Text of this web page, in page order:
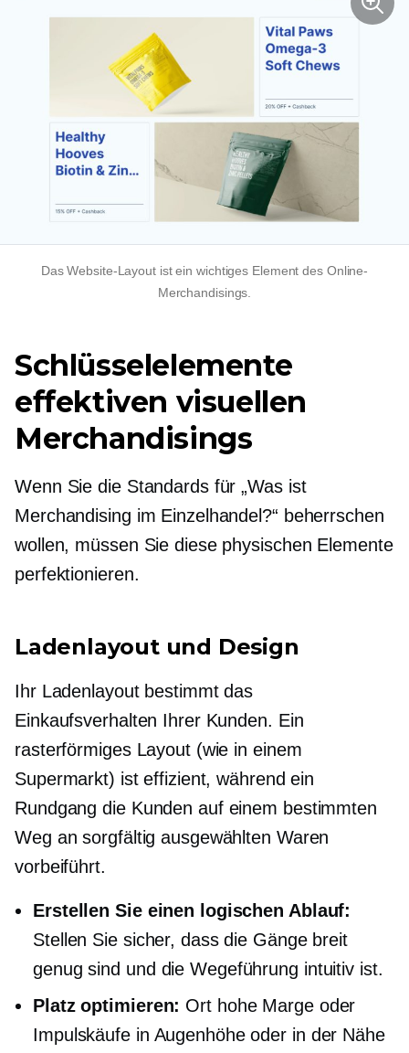
Das Website-Layout ist ein wichtiges Element des Online-
Merchandisings.
Schlüsselelemente
effektiven visuellen
Merchandisings
Wenn Sie die Standards für „Was ist
Merchandising im Einzelhandel?“ beherrschen
wollen, müssen Sie diese physischen Elemente
perfektionieren.
Ladenlayout und Design
Ihr Ladenlayout bestimmt das
Einkaufsverhalten Ihrer Kunden. Ein
rasterförmiges Layout (wie in einem
Supermarkt) ist effizient, während ein
Rundgang die Kunden auf einem bestimmten
Weg an sorgfältig ausgewählten Waren
vorbeiführt.
Erstellen Sie einen logischen Ablauf:
Stellen Sie sicher, dass die Gänge breit
genug sind und die Wegeführung intuitiv ist.
Platz optimieren: Ort hohe Margeoder
Impulskäufe in Augenhöhe oder in der Nähe